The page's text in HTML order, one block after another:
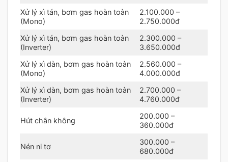
Xử lý xì tán, bơm gas hoàn toàn
(Mono)
2.100.000 –
2.750.000đ
Xử lý xì tán, bơm gas hoàn toàn
(Inverter)
2.300.000 –
3.650.000đ
Xử lý xì dàn, bơm gas hoàn toàn
(Mono)
2.560.000 –
4.000.000đ
Xử lý xì dàn, bơm gas hoàn toàn
(Inverter)
2.700.000 –
4.760.000đ
Hút chân không
200.000 –
360.000đ
Nén ni tơ
300.000 –
680.000đ